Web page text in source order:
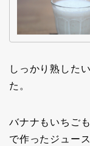
しっかり熟した
た。
バナナもいちご
で作ったジュー